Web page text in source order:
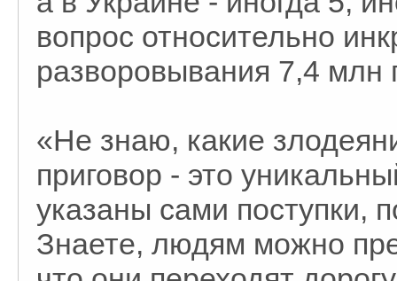
вопрос относительно
разворовывания 7,4 млн
«Не знаю, какие
приговор - это
указаны сами поступки,
Знаете, людям можно